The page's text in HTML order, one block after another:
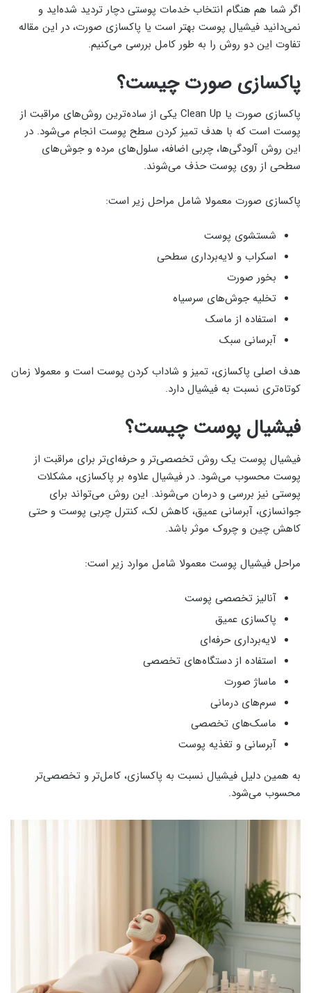
اگر شما هم هنگام انتخاب خدمات پوستی دچار تردید شده‌اید و
نمی‌دانید فیشیال پوست بهتر است یا پاکسازی صورت، در این مقاله
تفاوت این دو روش را به طور کامل بررسی می‌کنیم.
پاکسازی صورت چیست؟
پاکسازی صورت یا Clean Up یکی از ساده‌ترین روش‌های مراقبت از
پوست است که با هدف تمیز کردن سطح پوست انجام می‌شود. در
این روش آلودگی‌ها، چربی اضافه، سلول‌های مرده و جوش‌های
سطحی از روی پوست حذف می‌شوند.
پاکسازی صورت معمولا شامل مراحل زیر است:
شستشوی پوست
اسکراب و لایه‌برداری سطحی
بخور صورت
تخلیه جوش‌های سرسیاه
استفاده از ماسک
آبرسانی سبک
هدف اصلی پاکسازی، تمیز و شاداب کردن پوست است و معمولا زمان
کوتاه‌تری نسبت به فیشیال دارد.
فیشیال پوست چیست؟
فیشیال پوست یک روش تخصصی‌تر و حرفه‌ای‌تر برای مراقبت از
پوست محسوب می‌شود. در فیشیال علاوه بر پاکسازی، مشکلات
پوستی نیز بررسی و درمان می‌شوند. این روش می‌تواند برای
جوانسازی، آبرسانی عمیق، کاهش لک، کنترل چربی پوست و حتی
کاهش چین و چروک موثر باشد.
مراحل فیشیال پوست معمولا شامل موارد زیر است:
آنالیز تخصصی پوست
پاکسازی عمیق
لایه‌برداری حرفه‌ای
استفاده از دستگاه‌های تخصصی
ماساژ صورت
سرم‌های درمانی
ماسک‌های تخصصی
آبرسانی و تغذیه پوست
به همین دلیل فیشیال نسبت به پاکسازی، کامل‌تر و تخصصی‌تر
محسوب می‌شود.